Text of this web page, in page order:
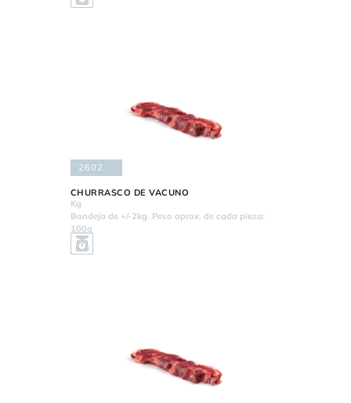
2602
CHURRASCO DE VACUNO
Kg
Bandeja de +/-2kg. Peso aprox. de cada pieza:
100g